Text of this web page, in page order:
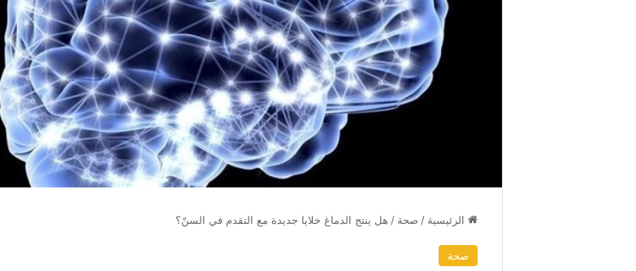
الرئيسية / صحة / هل ينتج الدماغ خلايا جديدة مع التقدم في السنّ؟
صحة